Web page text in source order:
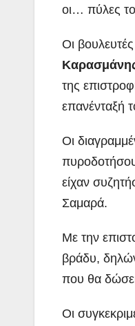
οι… πύλες
Οι
της
επανένταξή
Οι
είχαν
Σαμαρά.
Με την
βράδυ,
που θα
Οι